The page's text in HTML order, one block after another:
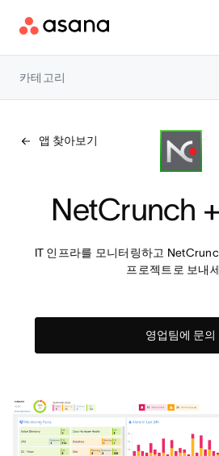
카테고리
앱 찾아보기
NetCrunch
IT 인프라를 모니터링하고
프로젝트로 보내
영업팀에 문의